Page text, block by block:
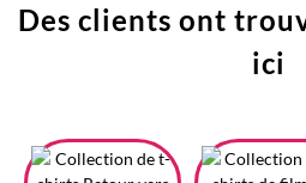
Des clients ont
ici